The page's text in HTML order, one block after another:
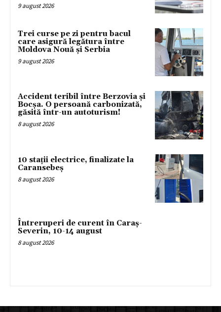
9 august 2026
Trei curse pe zi pentru bacul
care asigură legătura între
Moldova Nouă și Serbia
9 august 2026
Accident teribil între Berzovia și
Bocșa. O persoană carbonizată,
găsită într-un autoturism!
8 august 2026
10 stații electrice, finalizate la
Caransebeș
8 august 2026
Întreruperi de curent în Caraș-
Severin, 10-14 august
8 august 2026